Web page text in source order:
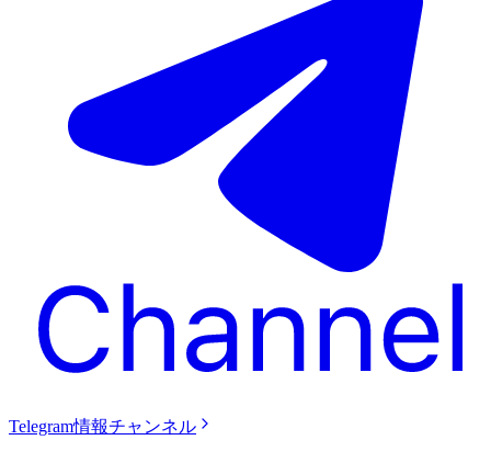
Telegram情報チャンネル